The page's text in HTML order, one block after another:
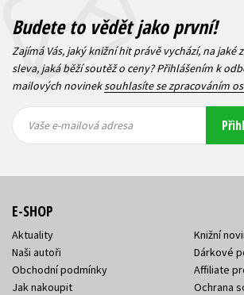
Budete to vědět jako první!
Zajímá Vás, jaký knižní hit právě vychází, na jaké
sleva, jaká běží soutěž o ceny? Přihlášením k
mailových novineksouhlasíte se zpracováním
mailová
mailová
Vaše e-mailová adresa
E-SHOP
Aktuality
Naši autoři
Obchodní podmínky
Jak nakoupit
Knižní
Dárkové
Affiliate
Ochrana